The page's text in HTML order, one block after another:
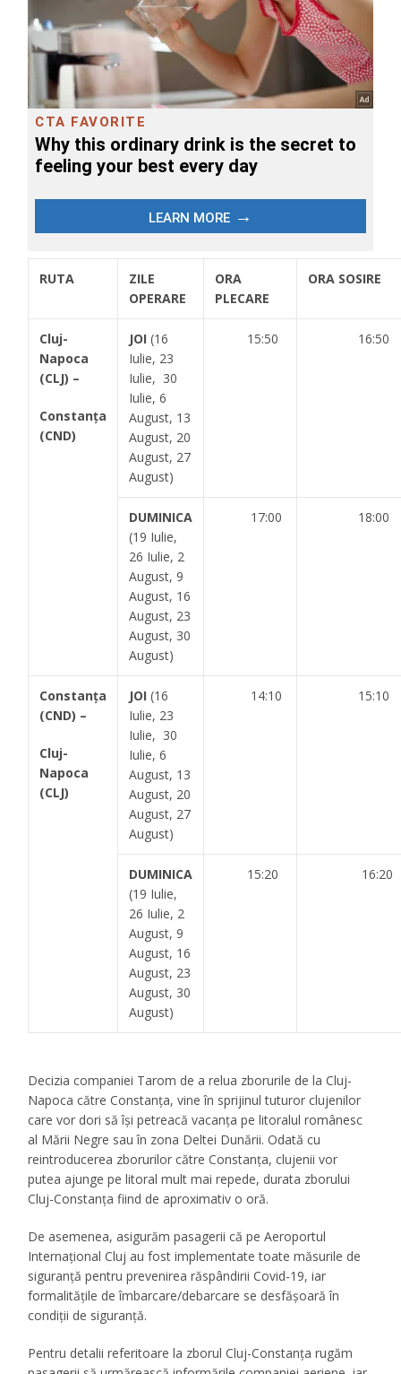
RUTA
ZILE
OPERARE
ORA
PLECARE
ORA SOSIRE
Cluj-
Napoca
(CLJ) –
Constanța
(CND)
JOI (16
Iulie, 23
Iulie, 30
Iulie, 6
August, 13
August, 20
August, 27
August)
15:50 16:50
DUMINICA
(19 Iulie,
26 Iulie, 2
August, 9
August, 16
August, 23
August, 30
August)
17:00 18:00
Constanța
(CND) –
Cluj-
Napoca
(CLJ)
JOI (16
Iulie, 23
Iulie, 30
Iulie, 6
August, 13
August, 20
August, 27
August)
14:10 15:10
DUMINICA
(19 Iulie,
26 Iulie, 2
August, 9
August, 16
August, 23
August, 30
August)
15:20 16:20
Decizia companiei Tarom de a relua zborurile de la Cluj-
Napoca către Constanța, vine în sprijinul tuturor clujenilor
care vor dori să își petreacă vacanța pe litoralul românesc
al Mării Negre sau în zona Deltei Dunării. Odată cu
reintroducerea zborurilor către Constanța, clujenii vor
putea ajunge pe litoral mult mai repede, durata zborului
Cluj-Constanța fiind de aproximativ o oră.
De asemenea, asigurăm pasagerii că pe Aeroportul
Internațional Cluj au fost implementate toate măsurile de
siguranță pentru prevenirea răspândirii Covid-19, iar
formalitățile de îmbarcare/debarcare se desfășoară în
condiții de siguranță.
Pentru detalii referitoare la zborul Cluj-Constanța rugăm